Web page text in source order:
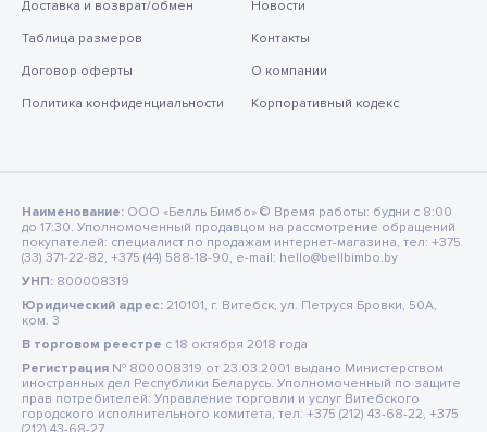
Доставка и возврат/обмен
Таблица размеров
Договор оферты
Политика конфиденциальности
Новости
Контакты
О компании
Корпоративный кодекс
Наименование: ООО «Белль Бимбо» © Время работы: будни с 8:00
до 17:30. Уполномоченный продавцом на рассмотрение обращений
покупателей: специалист по продажам интернет-магазина, тел: +375
(33) 371-22-82, +375 (44) 588-18-90, e-mail: hello@bellbimbo.by
УНП: 800008319
Юридический адрес: 210101, г. Витебск, ул. Петруся Бровки, 50А,
ком. 3
В торговом реестре c 18 октября 2018 года
Регистрация № 800008319 от 23.03.2001 выдано Министерством
иностранных дел Республики Беларусь. Уполномоченный по защите
прав потребителей: Управление торговли и услуг Витебского
городского исполнительного комитета, тел: +375 (212) 43-68-22, +375